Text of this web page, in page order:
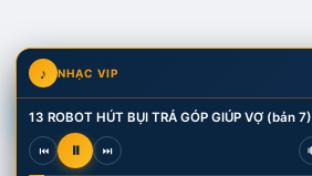
V
♪ NHẠC VIP
13 ROBOT HÚT BỤI TRẢ GÓP GIÚP VỢ (bản 7)
⏮ ⏸ ⏭